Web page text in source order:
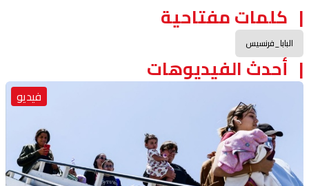
كلمات مفتاحية
البابا_فرنسيس
أحدث الفيديوهات
فيديو